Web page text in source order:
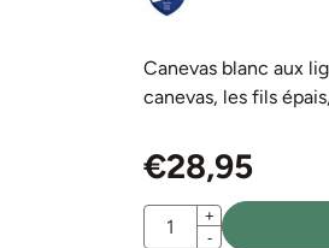
Canevas blanc aux
canevas, les fils
€28,95
Quantité
+
-